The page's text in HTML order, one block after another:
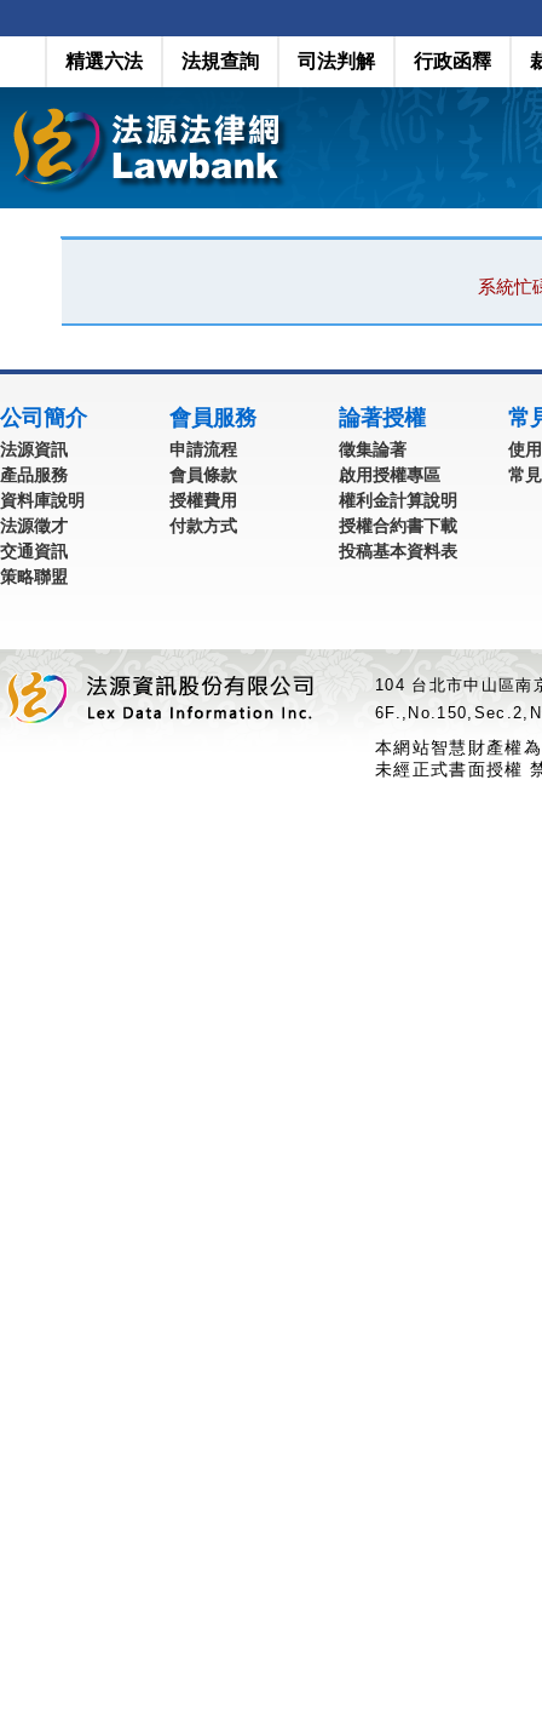
精選六法 法規查詢 司法判解 行政函釋
系統忙
公司簡介
法源資訊
產品服務
資料庫說明
法源徵才
交通資訊
策略聯盟
會員服務
申請流程
會員條款
授權費用
付款方式
論著授權
徵集論著
啟用授權專區
權利金計算說明
授權合約書下載
投稿基本資料表
常
使
常
104 台北市中山區
本網站智慧財產權
未經正式書面授權